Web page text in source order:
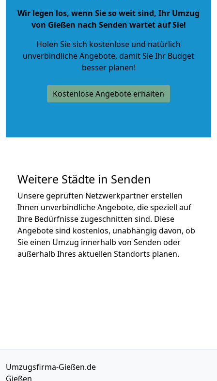
Wir legen los, wenn Sie so weit sind, Ihr Umzug
von Gießen nach Senden wartet auf Sie!
Holen Sie sich kostenlose und natürlich
unverbindliche Angebote, damit Sie Ihr Budget
besser planen!
Kostenlose Angebote erhalten
Weitere Städte in Senden
Unsere geprüften Netzwerkpartner erstellen
Ihnen unverbindliche Angebote, die speziell auf
Ihre Bedürfnisse zugeschnitten sind. Diese
Angebote sind kostenlos, unabhängig davon, ob
Sie einen Umzug innerhalb von Senden oder
außerhalb Ihres aktuellen Standorts planen.
Umzugsfirma-Gießen.de
Gießen